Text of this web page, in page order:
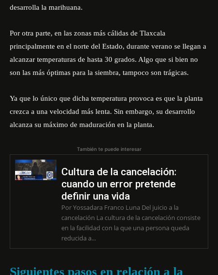
desarrolla la marihuana.
Por otra parte, en las zonas más cálidas de Tlaxcala
principalmente en el norte del Estado, durante verano se llegan a
alcanzar temperaturas de hasta 30 grados. Algo que si bien no
son las más óptimas para la siembra, tampoco son trágicas.
Ya que lo único que dicha temperatura provoca es que la planta
crezca a una velocidad más lenta. Sin embargo, su desarrollo
alcanza su máximo de maduración en la planta.
También te puede interesar
Cultura de la cancelación:
cuando un error pretende
definir una vida
Por Yossadara Franco Luna Del juicio a la
cancelación La cultura de la cancelación consiste
en la facilidad con la que una persona queda
reducida a...
Siguientes pasos en relación a la